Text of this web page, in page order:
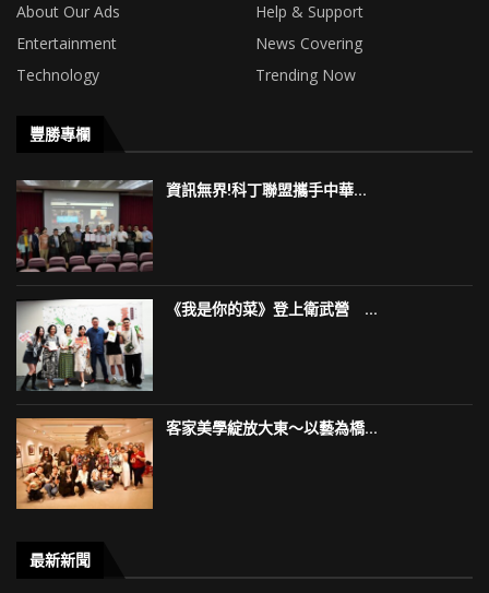
About Our Ads
Help & Support
Entertainment
News Covering
Technology
Trending Now
豐勝專欄
資訊無界!科丁聯盟攜手中華...
《我是你的菜》登上衛武營 ...
客家美學綻放大東～以藝為橋...
最新新聞